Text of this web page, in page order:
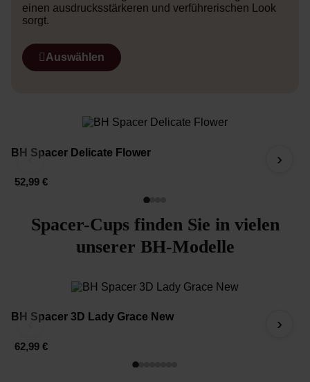
einen ausdrucksstärkeren und verführerischen Look
sorgt.
Auswählen
‹
BH Spacer Delicate Flower
52,99 €
›
Spacer-Cups finden Sie in vielen
unserer BH-Modelle
‹
BH Spacer 3D Lady Grace New
62,99 €
›